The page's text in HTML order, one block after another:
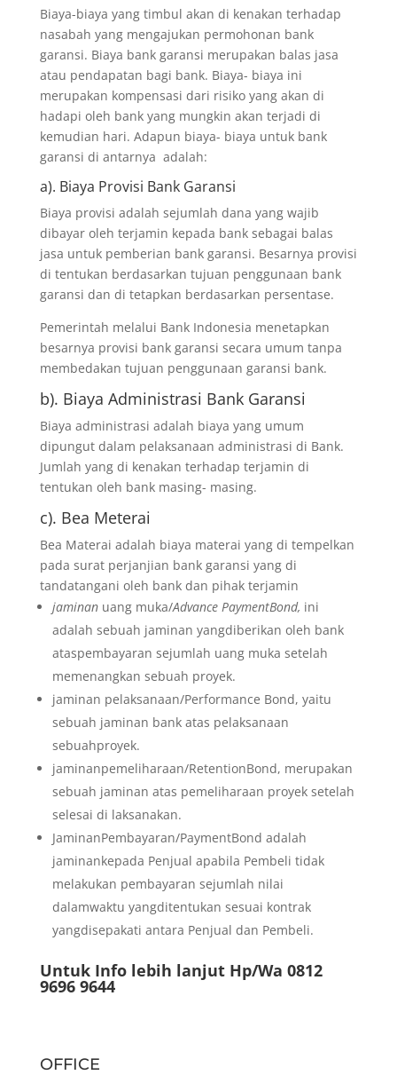
Biaya-biaya yang timbul akan di kenakan terhadap
nasabah yang mengajukan permohonan bank
garansi. Biaya bank garansi merupakan balas jasa
atau pendapatan bagi bank. Biaya- biaya ini
merupakan kompensasi dari risiko yang akan di
hadapi oleh bank yang mungkin akan terjadi di
kemudian hari. Adapun biaya- biaya untuk bank
garansi di antarnya adalah:
a). Biaya Provisi Bank Garansi
Biaya provisi adalah sejumlah dana yang wajib
dibayar oleh terjamin kepada bank sebagai balas
jasa untuk pemberian bank garansi. Besarnya provisi
di tentukan berdasarkan tujuan penggunaan bank
garansi dan di tetapkan berdasarkan persentase.
Pemerintah melalui Bank Indonesia menetapkan
besarnya provisi bank garansi secara umum tanpa
membedakan tujuan penggunaan garansi bank.
b). Biaya Administrasi Bank Garansi
Biaya administrasi adalah biaya yang umum
dipungut dalam pelaksanaan administrasi di Bank.
Jumlah yang di kenakan terhadap terjamin di
tentukan oleh bank masing- masing.
c). Bea Meterai
Bea Materai adalah biaya materai yang di tempelkan
pada surat perjanjian bank garansi yang di
tandatangani oleh bank dan pihak terjamin
jaminan uang muka/Advance PaymentBond, ini
adalah sebuah jaminan yangdiberikan oleh bank
ataspembayaran sejumlah uang muka setelah
memenangkan sebuah proyek.
jaminan pelaksanaan/Performance Bond, yaitu
sebuah jaminan bank atas pelaksanaan
sebuahproyek.
jaminanpemeliharaan/RetentionBond, merupakan
sebuah jaminan atas pemeliharaan proyek setelah
selesai di laksanakan.
JaminanPembayaran/PaymentBond adalah
jaminankepada Penjual apabila Pembeli tidak
melakukan pembayaran sejumlah nilai
dalamwaktu yangditentukan sesuai kontrak
yangdisepakati antara Penjual dan Pembeli.
Untuk Info lebih lanjut Hp/Wa 0812
9696 9644
OFFICE